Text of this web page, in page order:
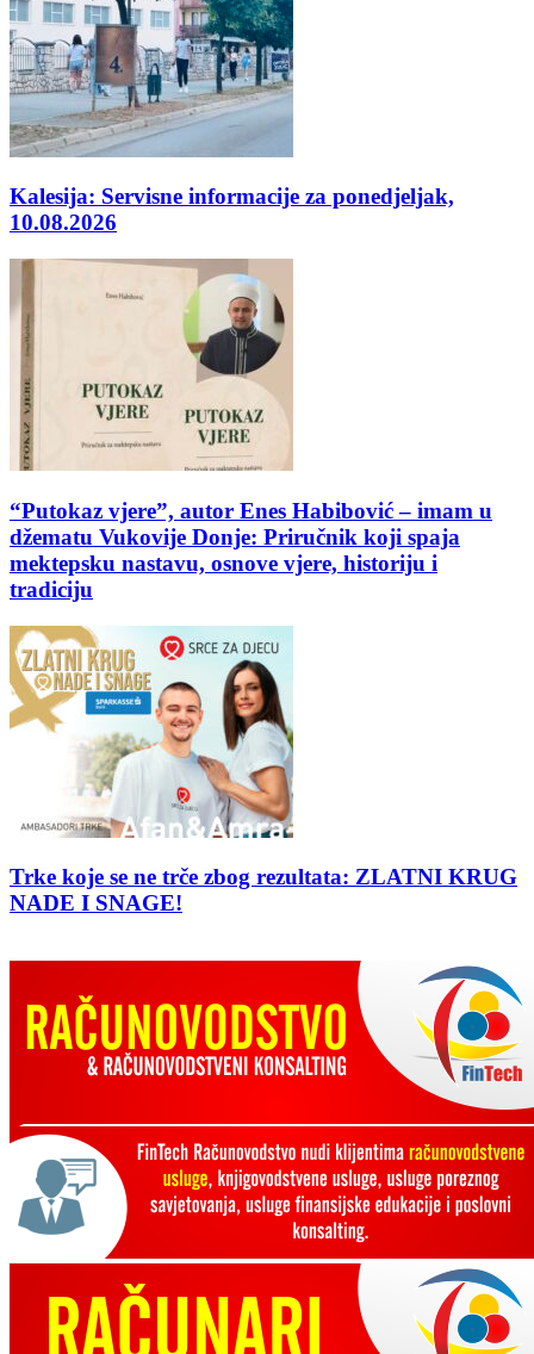
Kalesija: Servisne informacije za ponedjeljak,
10.08.2026
“Putokaz vjere”, autor Enes Habibović – imam u
džematu Vukovije Donje: Priručnik koji spaja
mektepsku nastavu, osnove vjere, historiju i
tradiciju
Trke koje se ne trče zbog rezultata: ZLATNI KRUG
NADE I SNAGE!